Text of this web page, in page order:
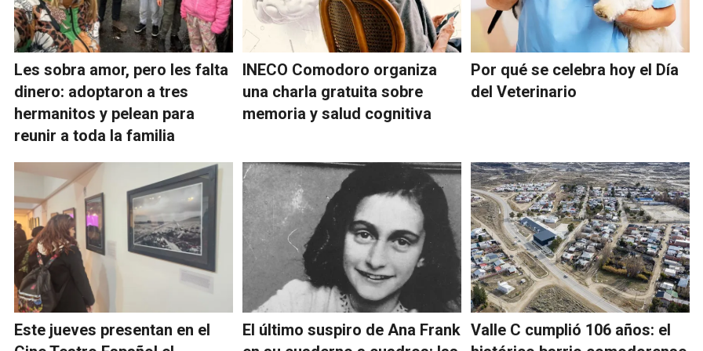
Les sobra amor, pero les falta
dinero: adoptaron a tres
hermanitos y pelean para
reunir a toda la familia
INECO Comodoro organiza
una charla gratuita sobre
memoria y salud cognitiva
Por qué se celebra hoy el Día
del Veterinario
Este jueves presentan en el
El último suspiro de Ana Frank Valle C cumplió 106 años: el